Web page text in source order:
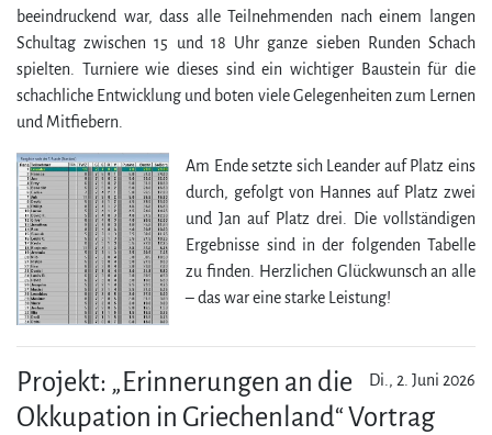
beeindruckend war, dass alle Teilnehmenden nach einem langen
Schultag zwischen 15 und 18 Uhr ganze sieben Runden Schach
spielten. Turniere wie dieses sind ein wichtiger Baustein für die
schachliche Entwicklung und boten viele Gelegenheiten zum Lernen
und Mitfiebern.
Am Ende setzte sich Leander auf Platz eins
durch, gefolgt von Hannes auf Platz zwei
und Jan auf Platz drei. Die voll­ständigen
Ergebnisse sind in der folgenden Tabelle
zu finden. Herzlichen Glückwunsch an alle
– das war eine starke Leistung!
Di., 2. Juni 2026
Projekt: „Erinnerungen an die
Okkupation in Griechenland“ Vortrag